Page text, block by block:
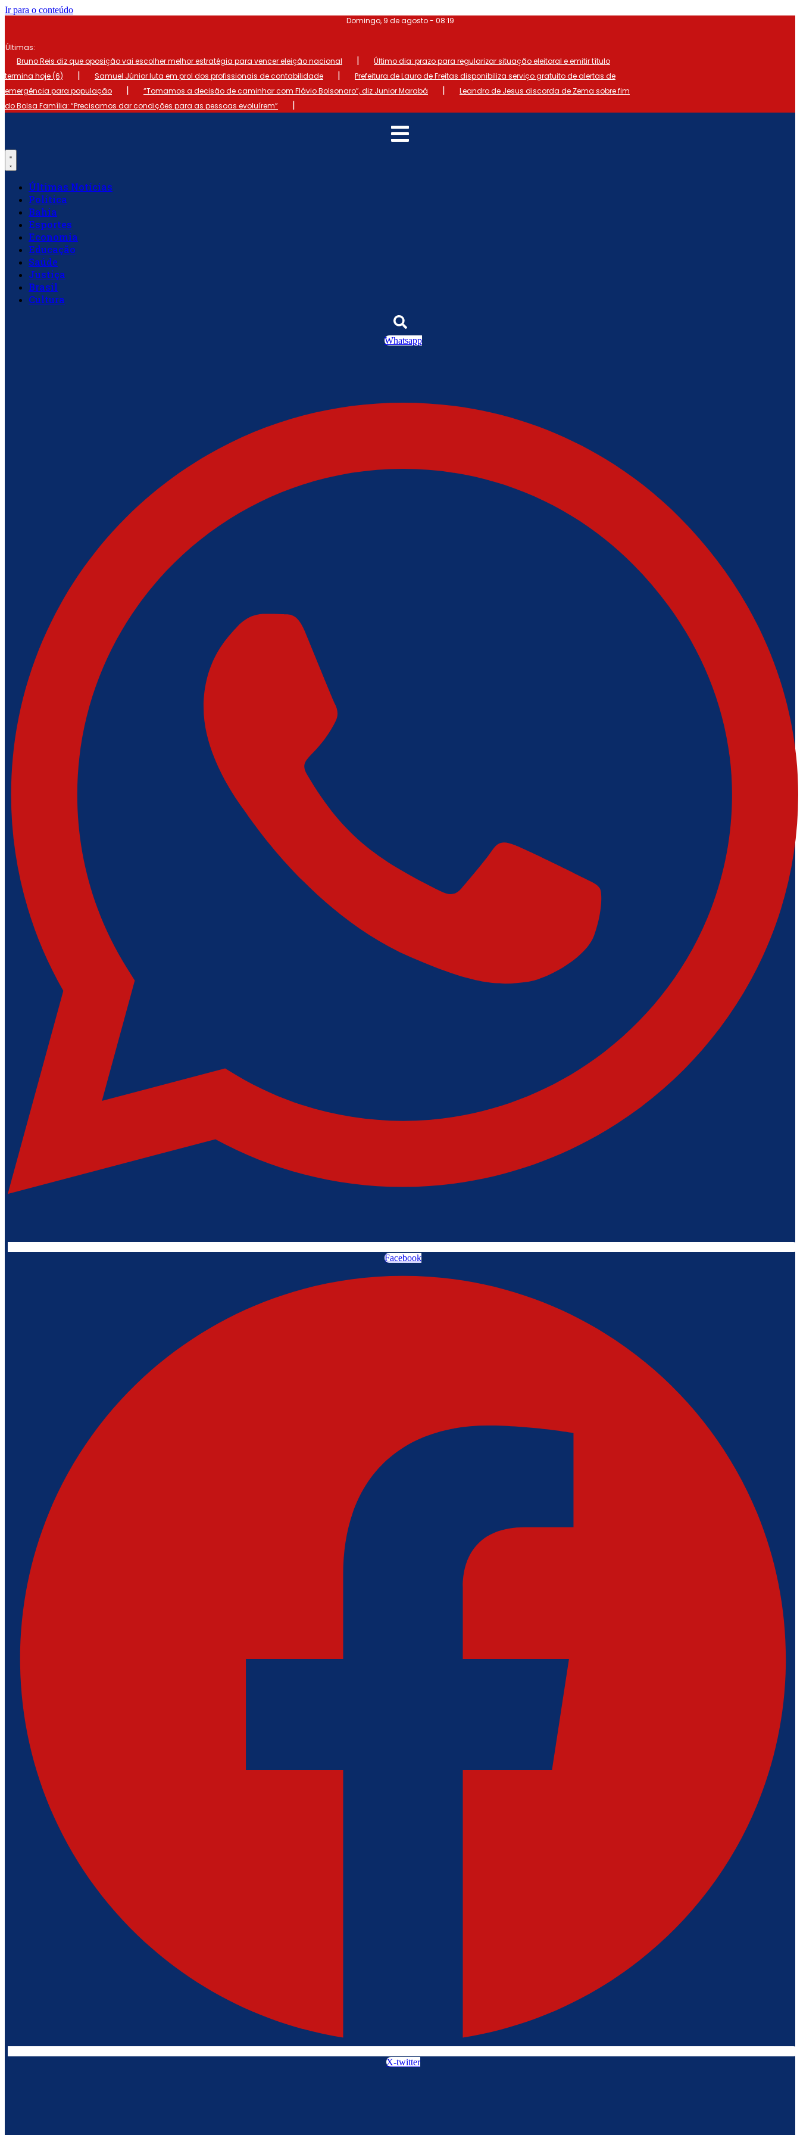
Ir para o conteúdo
Domingo, 9 de agosto - 08:19
Últimas:
Bruno Reis diz que oposição vai escolher melhor estratégia para vencer eleição nacional
|
Último dia: prazo para regularizar situação eleitoral e emitir título
termina hoje (6)
| Samuel Júnior luta em prol dos profissionais de contabilidade |
Prefeitura de Lauro de Freitas disponibiliza serviço gratuito de alertas de
emergência para população
| “Tomamos a decisão de caminhar com Flávio Bolsonaro”, diz Junior Marabá |
Leandro de Jesus discorda de Zema sobre fim
do Bolsa Família: “Precisamos dar condições para as pessoas evoluírem”
|
Últimas Notícias
Política
Bahia
Esportes
Economia
Educação
Saúde
Justiça
Brasil
Cultura
Whatsapp
Facebook
X-twitter